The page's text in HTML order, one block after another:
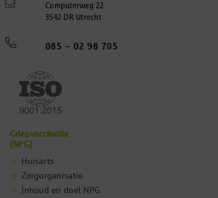
Computerweg 22
3542 DR Utrecht
085 – 02 98 705
Griepvaccinatie
(NPG)
Huisarts
Zorgorganisatie
Inhoud en doel NPG